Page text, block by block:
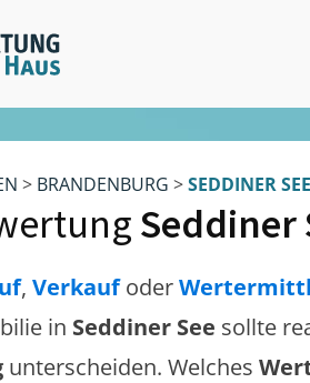
> BRANDENBURG >SEDDINER SEE
Seddiner
, Verkaufoder
in Seddiner See sollte
unterscheiden. Welches